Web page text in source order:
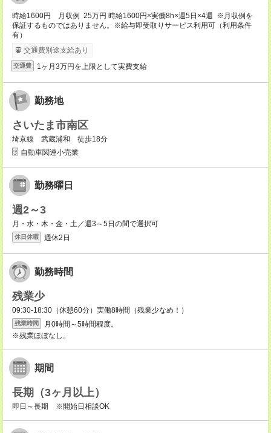
時給1600円 月収例 25万円 時給1600円×実働8h×週5日×4週 ※月収例を
保証するものではありません。※給与即受取りサービス利用可（利用条件
有）
交通費別途支給あり
交通費 1ヶ月3万円を上限として実費支給
勤務地
さいたま市南区
埼京線 武蔵浦和 徒歩18分
自動車関連小売業
勤務曜日
週2～3
月・水・木・金・土／週3～5日の間で選択可
休日休暇 週休2日
勤務時間
残業少
09:30-18:30（休憩60分）実働8時間（残業少なめ！）
残業時間
月0時間～5時間程度。
※残業ほぼなし。
期間
長期（3ヶ月以上）
即日～長期 ※開始日相談OK